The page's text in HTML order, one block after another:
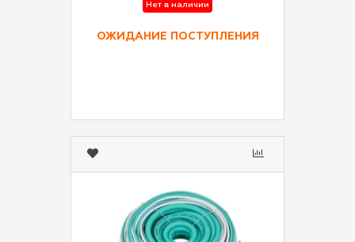
Нет в наличии
ОЖИДАНИЕ ПОСТУПЛЕНИЯ